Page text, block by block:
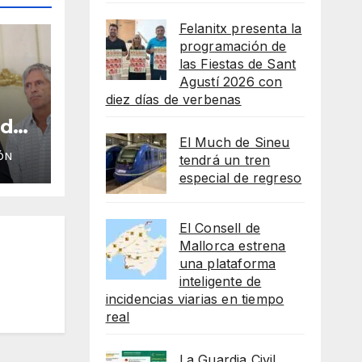
Felanitx presenta la
programación de
las Fiestas de Sant
Agustí 2026 con
diez días de verbenas
El Much de Sineu
tendrá un tren
especial de regreso
El Consell de
Mallorca estrena
una plataforma
inteligente de
incidencias viarias en tiempo
real